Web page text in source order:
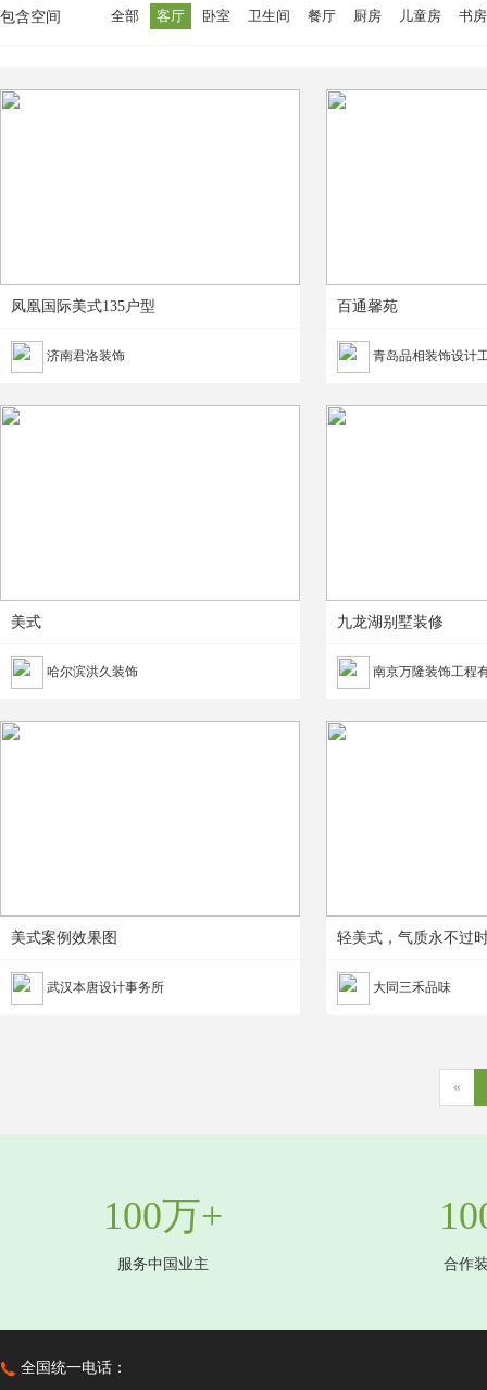
包含空间 全部 客厅 卧室 卫生间 餐厅 厨房 儿童房 书房
凤凰国际美式135户型
济南君洛装饰
百通馨苑
青岛品相装饰设计
美式
哈尔滨洪久装饰
九龙湖别墅装修
南京万隆装饰工程
美式案例效果图
武汉本唐设计事务所
轻美式，气质永不过
大同三禾品味
«
100万+
服务中国业主 合作
全国统一电话：